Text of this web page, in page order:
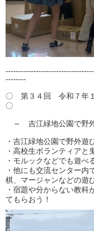
--------
〇 第３４回 令和７年
〇
～ 吉江緑地公園で野
・吉江緑地公園で野外遊
・高校生ボランティアと
・モルックなどでも遊べ
・他にも交流センター内
棋、マージャンなどの遊
・宿題や分からない教科
てもらおう！